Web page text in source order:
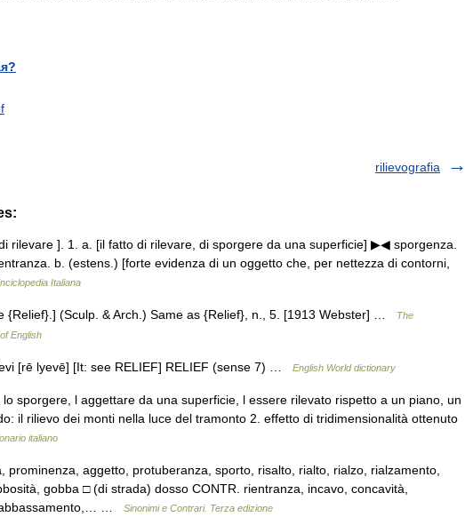
rilievografia
rilevare ]. 1. a. [il fatto di rilevare, di sporgere da una superficie] ▶◀ sporgenza.
b. (estens.) [forte evidenza di un oggetto che, per nettezza di contorni,
Italiana
{Relief}.] (Sculp. & Arch.) Same as {Relief}, n., 5. [1913 Webster] …
The
English
[rē lyevē] [It: see RELIEF] RELIEF (sense 7) … English World dictionary
sporgere, l aggettare da una superficie, l essere rilevato rispetto a un piano, un
il rilievo dei monti nella luce del tramonto 2. effetto di tridimensionalità ottenuto
italiano
aggetto, protuberanza, sporto, risalto, rialto, rialzo, rialzamento,
gobba □ (di strada) dosso CONTR. rientranza, incavo, concavità,
abbassamento,… …
Sinonimi e Contrari. Terza edizione